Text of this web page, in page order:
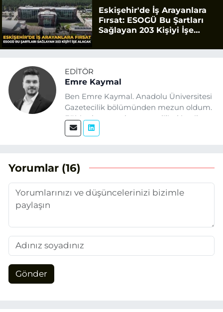
Eskişehir'de İş Arayanlara
Fırsat: ESOGÜ Bu Şartları
Sağlayan 203 Kişiyi İşe
EDITÖR
Emre Kaymal
Ben Emre Kaymal. Anadolu Üniversitesi
Gazetecilik bölümünden mezun oldum.
Eğitim hayatım boyunca dijital içerik
üretimi ve arama motoru
üretiyorum. Haberlerimde güncel
verileri ve okuyucu odaklı yaklaşımı
temel alıyorum.
Yorumlar (16)
Gönder